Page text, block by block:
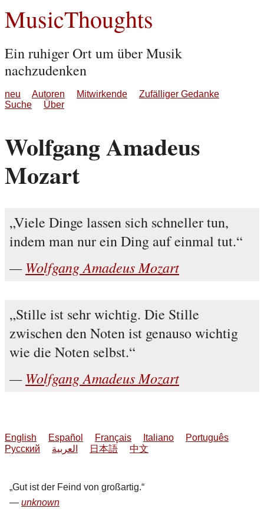
MusicThoughts
Ein ruhiger Ort um über Musik
nachzudenken
neu Autoren Mitwirkende
Zufälliger Gedanke
Suche
Über
Wolfgang Amadeus
Mozart
Viele Dinge lassen sich schneller tun,
indem man nur ein Ding auf einmal tut.
Wolfgang Amadeus Mozart
Stille ist sehr wichtig. Die Stille
zwischen den Noten ist genauso wichtig
wie die Noten selbst.
Wolfgang Amadeus Mozart
English Español Français Italiano
Português
Русский
العربية 日本語 中文
Gut ist der Feind von großartig.
unknown